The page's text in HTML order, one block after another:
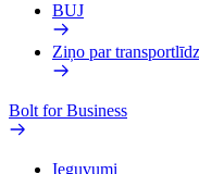
BUJ
Ziņo par
Bolt for Business
Ieguvumi